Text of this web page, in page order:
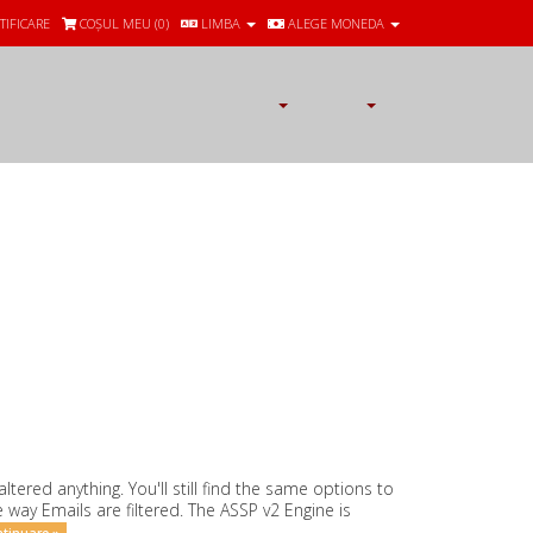
ALEGE MONEDA
LIMBA
COȘUL MEU (0)
anything. You'll still find the same options to
Emails are filtered. The ASSP v2 Engine is